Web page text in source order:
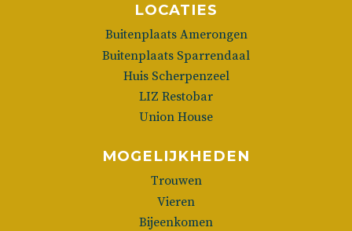
LOCATIES
Buitenplaats Amerongen
Buitenplaats Sparrendaal
Huis Scherpenzeel
LIZ Restobar
Union House
MOGELIJKHEDEN
Trouwen
Vieren
Bijeenkomen